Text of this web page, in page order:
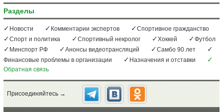
Разделы
Новости Комментарии экспертов
Спортивное гражданство
Спорт и политика
Спортивный некролог Хоккей
Футбол
Минспорт РФ
Анонсы видеотрансляций
Самбо 90 лет
Финансовые проблемы в организации
Назначения и отставки
Обратная связь
Присоединяйтесь →